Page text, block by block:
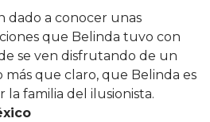
dado a conocer unas
que Belinda tuvo con
se ven disfrutando de un
más que claro, que Belinda es
familia del ilusionista.